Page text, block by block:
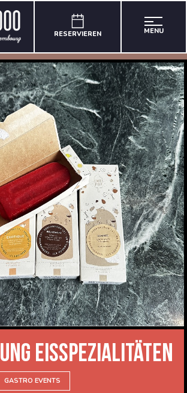
RESERVIEREN MENU
Eisspezialitäten
GASTRO EVENTS